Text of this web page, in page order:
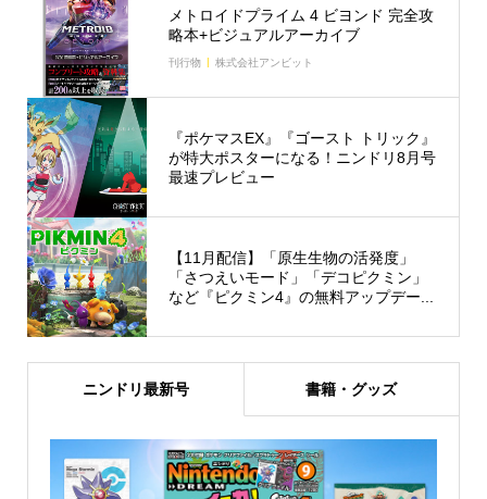
メトロイドプライム 4 ビヨンド 完全攻
略本+ビジュアルアーカイブ
刊行物 株式会社アンビット
『ポケマスEX』『ゴースト トリック』
が特大ポスターになる！ニンドリ8月号
最速プレビュー
【11月配信】「原生生物の活発度」
「さつえいモード」「デコピクミン」
など『ピクミン4』の無料アップデー...
ニンドリ最新号 書籍・グッズ